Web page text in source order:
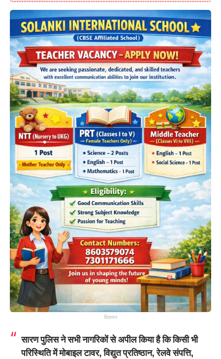
विज्ञापन
सारण पुलिस ने सभी नागरिकों से अपील किया है कि किसी भी
परिस्थिति में मोबाइल टावर, विद्युत प्रतिष्ठान, रेलवे संपत्ति,